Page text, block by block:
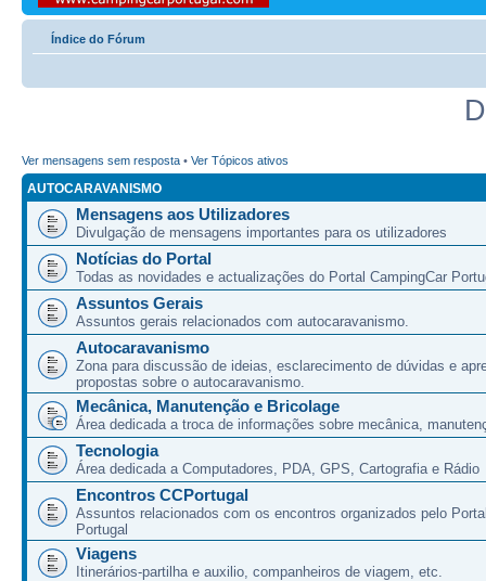
Índice do Fórum
Ver mensagens sem resposta • Ver Tópicos ativos
AUTOCARAVANISMO
Mensagens aos Utilizadores
Divulgação de mensagens importantes para os utilizadores
Notícias do Portal
Todas as novidades e actualizações do Portal CampingCar
Assuntos Gerais
Assuntos gerais relacionados com autocaravanismo.
Autocaravanismo
Zona para discussão de ideias, esclarecimento de dúvidas e
propostas sobre o autocaravanismo.
Mecânica, Manutenção e Bricolage
Área dedicada a troca de informações sobre mecânica,
Tecnologia
Área dedicada a Computadores, PDA, GPS, Cartografia e Rádio
Encontros CCPortugal
Assuntos relacionados com os encontros organizados pelo
Portugal
Viagens
Itinerários-partilha e auxilio, companheiros de viagem, etc.